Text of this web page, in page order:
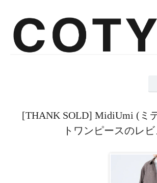
[THANK SOLD] MidiUmi (ミ
トワンピースのレ